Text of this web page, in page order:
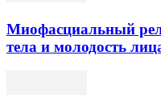
Миофасциальный
тела и молодость